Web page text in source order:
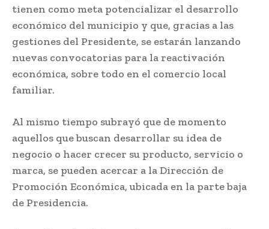
tienen como meta potencializar el desarrollo
económico del municipio y que, gracias a las
gestiones del Presidente, se estarán lanzando
nuevas convocatorias para la reactivación
económica, sobre todo en el comercio local
familiar.
Al mismo tiempo subrayó que de momento
aquellos que buscan desarrollar su idea de
negocio o hacer crecer su producto, servicio o
marca, se pueden acercar a la Dirección de
Promoción Económica, ubicada en la parte baja
de Presidencia.